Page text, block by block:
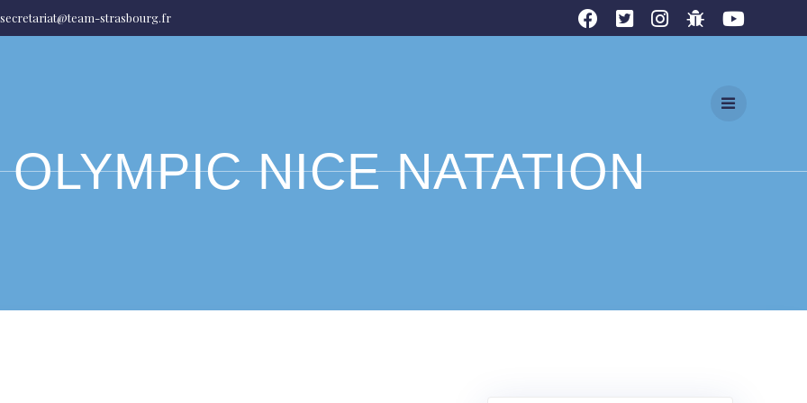
secretariat@team-strasbourg.fr
NICE NATATION